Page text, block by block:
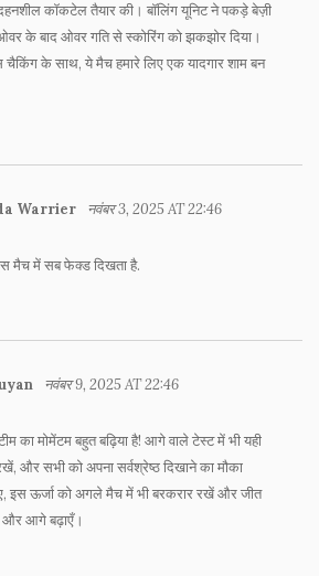
कॉकटेल तैयार की। बॉलिंग यूनिट ने पकड़े बेज़ी
के बाद ओवर गति से स्कोरिंग को झकझोर दिया।
चैकिंग के साथ, ये मैच हमारे लिए एक यादगार शाम बन
Warrier नवंबर 3, 2025 AT 22:46
मैच में सब फेक्ड दिखता है.
नवंबर 9, 2025 AT 22:46
का मोमेंटम बहुत बढ़िया है! आगे वाले टेस्ट में भी यही
और सभी को अपना सर्वश्रेष्ठ दिखाने का मौका
इस ऊर्जा को अगले मैच में भी बरकरार रखें और जीत
और आगे बढ़ाएँ।